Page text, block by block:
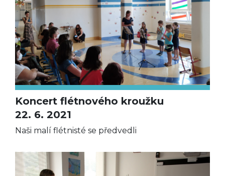
Koncert flétnového kroužku
22. 6. 2021
Naši malí flétnisté se předvedli